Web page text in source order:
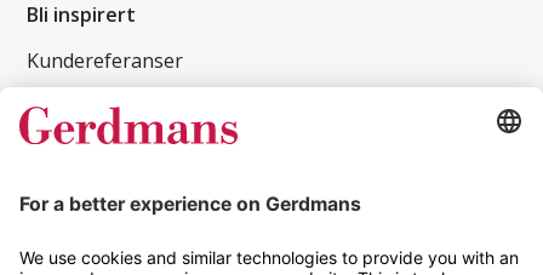
Bli inspirert
Kundereferanser
Magasin
Tips og guider
Kontakt
info@gerdmans.no